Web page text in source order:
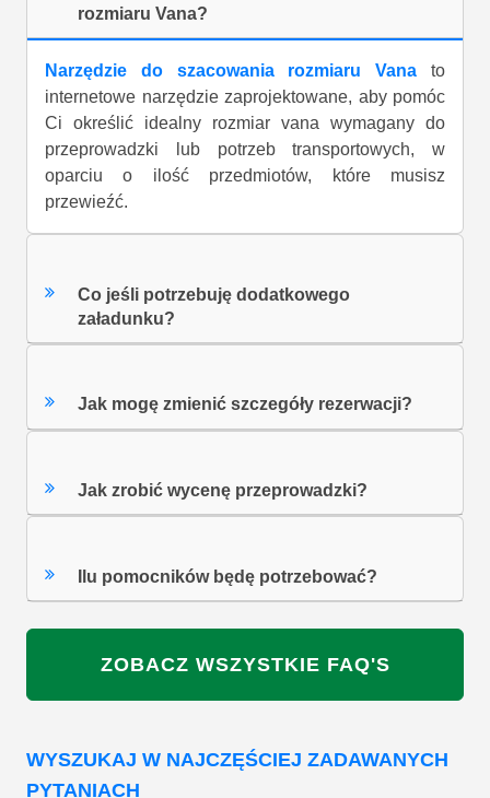
rozmiaru Vana?
Narzędzie do szacowania rozmiaru Vana to
internetowe narzędzie zaprojektowane, aby pomóc
Ci określić idealny rozmiar vana wymagany do
przeprowadzki lub potrzeb transportowych, w
oparciu o ilość przedmiotów, które musisz
przewieźć.
Co jeśli potrzebuję dodatkowego
załadunku?
Jak mogę zmienić szczegóły rezerwacji?
Jak zrobić wycenę przeprowadzki?
Ilu pomocników będę potrzebować?
ZOBACZ WSZYSTKIE FAQ'S
WYSZUKAJ W NAJCZĘŚCIEJ ZADAWANYCH
PYTANIACH